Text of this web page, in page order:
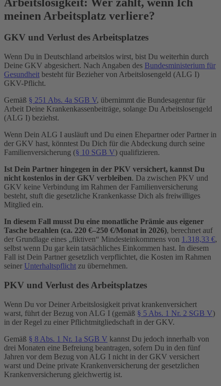
meinen Arbeitsplatz verliere?
GKV und Verlust des Arbeitsplatzes
Wenn Du in Deutschland arbeitslos wirst, bist Du weiterhin durch
Deine GKV abgesichert. Nach Angaben des Bundesministerium für
Gesundheit besteht für Bezieher von Arbeitslosengeld (ALG I)
GKV-Pflicht.
Gemäß § 251 Abs. 4a SGB V, übernimmt die Bundesagentur für
Arbeit Deine Krankenkassenbeiträge, solange Du Arbeitslosengeld
(ALG I) beziehst.
Wenn Dein ALG I ausläuft und Du einen Ehepartner oder Partner in
der GKV hast, könntest Du Dich für die Abdeckung durch seine
Familienversicherung (§ 10 SGB V) qualifizieren.
Ist Dein Partner hingegen in der PKV versichert, kannst Du
nicht kostenlos in der GKV verbleiben. Da zwischen PKV und
GKV keine Verbindung im Rahmen der Familienversicherung
besteht, stuft die gesetzliche Krankenkasse Dich als freiwilliges
Mitglied ein.
In diesem Fall musst Du eine monatliche Prämie aus eigener
Tasche bezahlen (ca. 220 €–250 €/Monat in 2026), berechnet auf
der Grundlage eines „fiktiven“ Mindesteinkommens von 1.318,33 €,
selbst wenn Du gar kein tatsächliches Einkommen hast. In diesem
Fall ist Dein Partner gesetzlich verpflichtet, die Kosten im Rahmen
seiner Unterhaltspflicht zu übernehmen.
PKV und Verlust des Arbeitsplatzes
Wenn Du vor Deiner Arbeitslosigkeit privat krankenversichert
warst, führt der Bezug von ALG I (gemäß § 5 Abs. 1 Nr. 2 SGB V)
in der Regel zu einer Pflichtmitgliedschaft in der GKV.
Gemäß § 8 Abs. 1 Nr. 1a SGB V kannst Du jedoch innerhalb von
drei Monaten eine Befreiung beantragen, sofern Du in den fünf
Jahren vor dem Bezug von ALG I nicht in der GKV versichert
warst und Deine private Krankenversicherung der gesetzlichen
Krankenversicherung gleichwertig ist.